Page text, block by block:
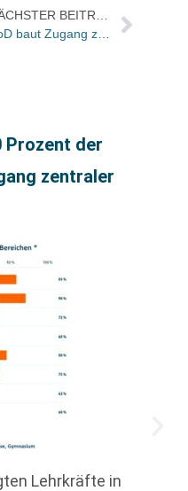
Prozent der
zentraler
Lehrkräfte in